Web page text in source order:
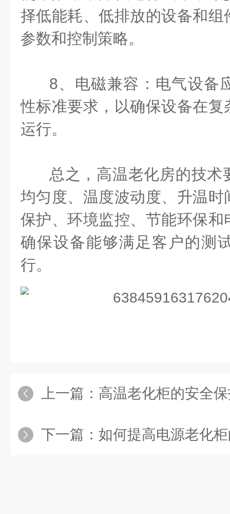
择低能耗、低排放的设备和
参数和控制策略。
8、电磁兼容：电气设备
性标准要求，以确保设备在
运行。
总之，高温老化房的技术
均匀度、温度波动度、升温
保护、环境监控、节能环保
确保设备能够满足客户的测
行。
上一篇： 高温老化柜的安全
下一篇： 如何提高电源老化